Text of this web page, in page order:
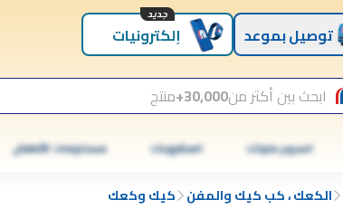
توصيل بموعد إلكترونيات
جديد
ابحث بين أكثر من30,000+ منتج
السوبر ماركت المشروبات مستلزمات الأطفال
الكعك ، كب كيك والمفن كيك وكعك